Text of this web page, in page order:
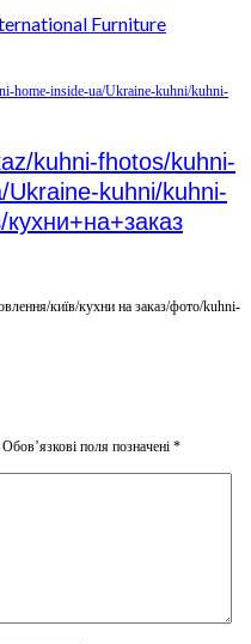
Furniture
kuhni-fhotos/kuhni-
kuhni/kuhni-
київ/кухни на заказ/фото/kuhni-
Обов’язкові поля позначені *